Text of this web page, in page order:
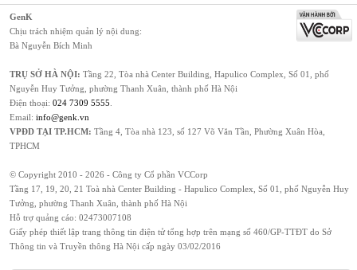
GenK
Chịu trách nhiệm quản lý nội dung:
Bà Nguyễn Bích Minh
TRỤ SỞ HÀ NỘI: Tầng 22, Tòa nhà Center Building, Hapulico Complex, Số 01, phố
Nguyễn Huy Tưởng, phường Thanh Xuân, thành phố Hà Nội
Điện thoại: 024 7309 5555
Email: info@genk.vn
VPĐD TẠI TP.HCM: Tầng 4, Tòa nhà 123, số 127 Võ Văn Tần, Phường Xuân Hòa,
TPHCM
© Copyright 2010 - 2026 - Công ty Cổ phần VCCorp
Tầng 17, 19, 20, 21 Toà nhà Center Building - Hapulico Complex, Số 01, phố Nguyễn Huy
Tưởng, phường Thanh Xuân, thành phố Hà Nội
Hỗ trợ quảng cáo: 02473007108
Giấy phép thiết lập trang thông tin điện tử tổng hợp trên mạng số 460/GP-TTĐT do Sở
Thông tin và Truyền thông Hà Nội cấp ngày 03/02/2016